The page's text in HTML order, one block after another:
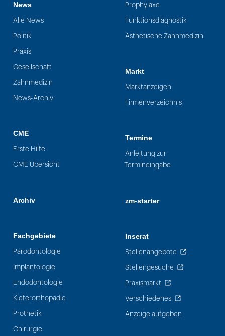
News
Alle News
Politik
Praxis
Gesellschaft
Zahnmedizin
News-Archiv
CME
Erste Hilfe
CME Übersicht
Archiv
Fachgebiete
Parodontologie
Implantologie
Endodontologie
Kieferorthopädie
Prothetik
Chirurgie
Prophylaxe
Funktionsdiagnostik
Ästhetische Zahnmedizin
Markt
Marktanzeigen
Firmenverzeichnis
Termine
Anleitung zur
Termineingabe
zm-starter
Inserat
Stellenangebote
Stellengesuche
Praxismarkt
Verschiedenes
Anzeige aufgeben